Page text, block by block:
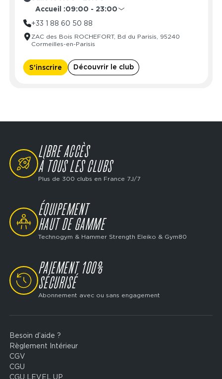
Lundi
06:00 - 23:00
Mardi
06:00 - 23:00
Jeudi
06:00 - 23:00
Samedi
06:00 - 23:00
Dimanche 06:00 - 23:00
Accueil :09:00 - 23:00
Lundi
Mercredi
09:00 - 23:00
Vendredi
09:00 - 23:00
Samedi
09:00 - 23:00
+33 1 88 60 50 88
ZAC des Bois ROCHEFORT, Bd du Parisis, 95240
Cormeilles-en-Parisis
S'inscrire Découvrir le club
SVG
LIBRE ACCÈS
À TOUS LES CLUBS
Plus de 300 clubs en France 7J/7
SVG
ÉQUIPEMENT
HAUT DE GAMME
Technogym & Hammer Strength Eleiko & Gym80
SVG
PAIEMENT 100%
SÉCURISÉ
Abonnement avec ou sans engagement
Footer
legal
Besoin d’aide ?
Règlement Intérieur
CGV
CGU
CGU LEVEL UP